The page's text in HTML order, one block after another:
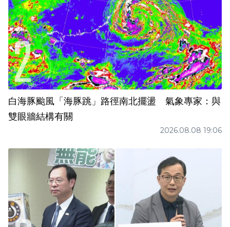
白海豚颱風「海豚跳」路徑南北擺盪 氣象專家：與
雙眼牆結構有關
2026.08.08 19:06